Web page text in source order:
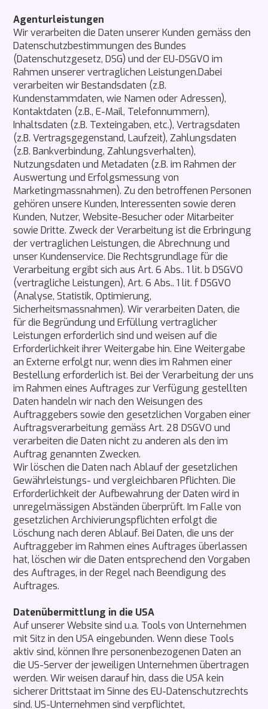
Agenturleistungen
Wir verarbeiten die Daten unserer Kunden gemäss den
Datenschutzbestimmungen des Bundes
(Datenschutzgesetz, DSG) und der EU-DSGVO im
Rahmen unserer vertraglichen Leistungen.Dabei
verarbeiten wir Bestandsdaten (z.B.
Kundenstammdaten, wie Namen oder Adressen),
Kontaktdaten (z.B., E-Mail, Telefonnummern),
Inhaltsdaten (z.B. Texteingaben, etc.), Vertragsdaten
(z.B. Vertragsgegenstand, Laufzeit), Zahlungsdaten
(z.B. Bankverbindung, Zahlungsverhalten),
Nutzungsdaten und Metadaten (z.B. im Rahmen der
Auswertung und Erfolgsmessung von
Marketingmassnahmen). Zu den betroffenen Personen
gehören unsere Kunden, Interessenten sowie deren
Kunden, Nutzer, Website-Besucher oder Mitarbeiter
sowie Dritte. Zweck der Verarbeitung ist die Erbringung
der vertraglichen Leistungen, die Abrechnung und
unser Kundenservice. Die Rechtsgrundlage für die
Verarbeitung ergibt sich aus Art. 6 Abs.. 1 lit. b DSGVO
(vertragliche Leistungen), Art. 6 Abs.. 1 lit. f DSGVO
(Analyse, Statistik, Optimierung,
Sicherheitsmassnahmen). Wir verarbeiten Daten, die
für die Begründung und Erfüllung vertraglicher
Leistungen erforderlich sind und weisen auf die
Erforderlichkeit ihrer Weitergabe hin. Eine Weitergabe
an Externe erfolgt nur, wenn dies im Rahmen einer
Bestellung erforderlich ist. Bei der Verarbeitung der uns
im Rahmen eines Auftrages zur Verfügung gestellten
Daten handeln wir nach den Weisungen des
Auftraggebers sowie den gesetzlichen Vorgaben einer
Auftragsverarbeitung gemäss Art. 28 DSGVO und
verarbeiten die Daten nicht zu anderen als den im
Auftrag genannten Zwecken.
Wir löschen die Daten nach Ablauf der gesetzlichen
Gewährleistungs- und vergleichbaren Pflichten. Die
Erforderlichkeit der Aufbewahrung der Daten wird in
unregelmässigen Abständen überprüft. Im Falle von
gesetzlichen Archivierungspflichten erfolgt die
Löschung nach deren Ablauf. Bei Daten, die uns der
Auftraggeber im Rahmen eines Auftrages überlassen
hat, löschen wir die Daten entsprechend den Vorgaben
des Auftrages, in der Regel nach Beendigung des
Auftrages.
Datenübermittlung in die USA
Auf unserer Website sind u.a. Tools von Unternehmen
mit Sitz in den USA eingebunden. Wenn diese Tools
aktiv sind, können Ihre personenbezogenen Daten an
die US-Server der jeweiligen Unternehmen übertragen
werden. Wir weisen darauf hin, dass die USA kein
sicherer Drittstaat im Sinne des EU-Datenschutzrechts
sind. US-Unternehmen sind verpflichtet,